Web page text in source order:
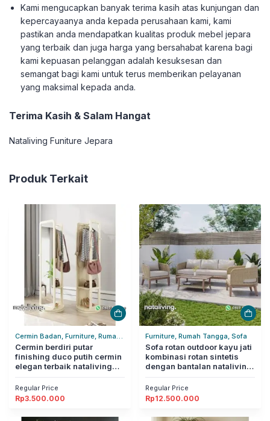
Kami mengucapkan banyak terima kasih atas kunjungan dan
kepercayaanya anda kepada perusahaan kami, kami
pastikan anda mendapatkan kualitas produk mebel jepara
yang terbaik dan juga harga yang bersahabat karena bagi
kami kepuasan pelanggan adalah kesuksesan dan
semangat bagi kami untuk terus memberikan pelayanan
yang maksimal kepada anda.
Terima Kasih & Salam Hangat
Nataliving Funiture Jepara
Produk Terkait
Cermin Badan, Furniture, Rumah
Tangga
Cermin berdiri putar
finishing duco putih cermin
elegan terbaik nataliving
Regular Price
Rp3.500.000
Furniture, Rumah Tangga, Sofa
Sofa rotan outdoor kayu jati
kombinasi rotan sintetis
dengan bantalan nataliving
Regular Price
Rp12.500.000